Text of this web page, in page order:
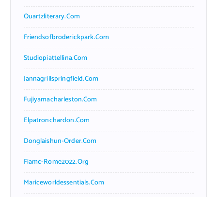
Quartzliterary.com
Friendsofbroderickpark.com
Studiopiattellina.com
Jannagrillspringfield.com
Fujiyamacharleston.com
Elpatronchardon.com
Donglaishun-Order.com
Fiamc-Rome2022.org
Mariceworldessentials.com